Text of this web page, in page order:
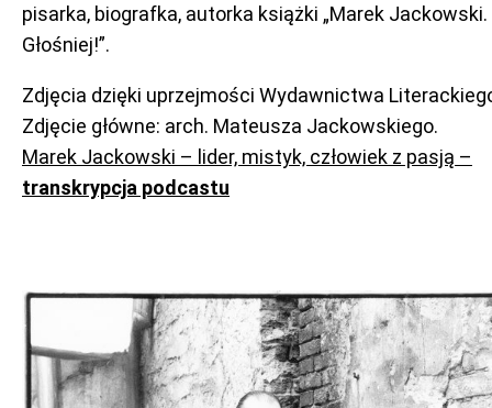
pisarka, biografka, autorka książki „Marek Jackowski.
Głośniej!”.
Zdjęcia dzięki uprzejmości Wydawnictwa
Zdjęcie główne: arch. Mateusza Jackowskiego.
Marek Jackowski – lider, mistyk, człowiek z pasją –
transkrypcja podcastu